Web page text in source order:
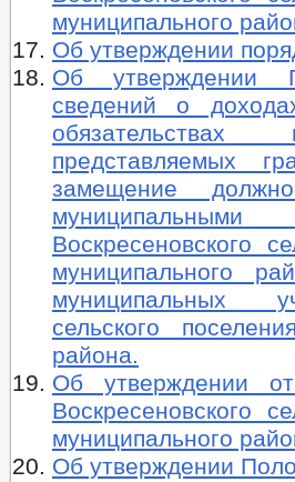
муниципального
Об утверждении
Об утверждении
сведений о
обязательствах
представляемых
замещение
муниципальными
Воскресеновского
муниципального
муниципальных
сельского
района.
Об утверждении
Воскресеновского
муниципального
Об утверждении